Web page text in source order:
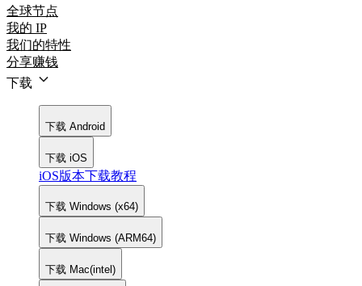
全球节点
我的 IP
我们的特性
分享赚钱
下载
下载 Android
下载 iOS
iOS版本下载教程
下载 Windows (x64)
下载 Windows (ARM64)
下载 Mac(intel)